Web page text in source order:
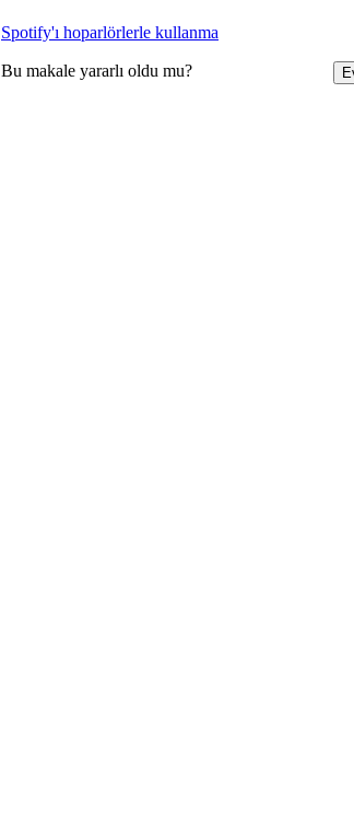
Spotify'ı hoparlörlerle kullanma
Bu makale yararlı oldu mu?